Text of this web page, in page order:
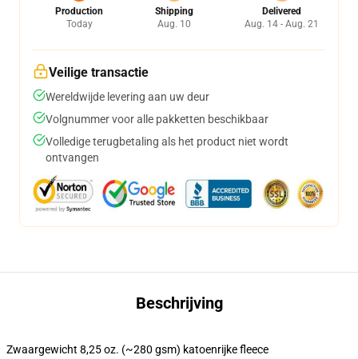
Production
Today
Shipping
Aug. 10
Delivered
Aug. 14 - Aug. 21
Veilige transactie
Wereldwijde levering aan uw deur
Volgnummer voor alle pakketten beschikbaar
Volledige terugbetaling als het product niet wordt
ontvangen
Beschrijving
Zwaargewicht 8,25 oz. (~280 gsm) katoenrijke fleece